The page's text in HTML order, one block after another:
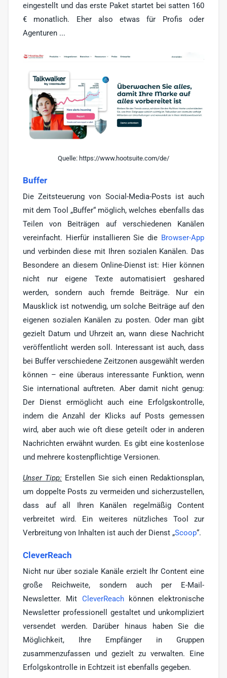
eingestellt und das erste Paket startet bei satten 160
€ monatlich. Eher also etwas für Profis oder
Agenturen ...
Quelle: https://www.hootsuite.com/de/
Buffer
Die Zeitsteuerung von Social-Media-Posts ist auch
mit dem Tool „Buffer“ möglich, welches ebenfalls das
Teilen von Beiträgen auf verschiedenen Kanälen
vereinfacht. Hierfür installieren Sie die Browser-App
und verbinden diese mit Ihren sozialen Kanälen. Das
Besondere an diesem Online-Dienst ist: Hier können
nicht nur eigene Texte automatisiert geshared
werden, sondern auch fremde Beiträge. Nur ein
Mausklick ist notwendig, um solche Beiträge auf den
eigenen sozialen Kanälen zu posten. Oder man gibt
gezielt Datum und Uhrzeit an, wann diese Nachricht
veröffentlicht werden soll. Interessant ist auch, dass
bei Buffer verschiedene Zeitzonen ausgewählt werden
können – eine überaus interessante Funktion, wenn
Sie international auftreten. Aber damit nicht genug:
Der Dienst ermöglicht auch eine Erfolgskontrolle,
indem die Anzahl der Klicks auf Posts gemessen
wird, aber auch wie oft diese geteilt oder in anderen
Nachrichten erwähnt wurden. Es gibt eine kostenlose
und mehrere kostenpflichtige Versionen.
Unser Tipp: Erstellen Sie sich einen Redaktionsplan,
um doppelte Posts zu vermeiden und sicherzustellen,
dass auf all Ihren Kanälen regelmäßig Content
verbreitet wird. Ein weiteres nützliches Tool zur
Verbreitung von Inhalten ist auch der Dienst „Scoop“.
CleverReach
Nicht nur über soziale Kanäle erzielt Ihr Content eine
große Reichweite, sondern auch per E-Mail-
Newsletter. Mit CleverReachkönnen elektronische
Newsletter professionell gestaltet und unkompliziert
versendet werden. Darüber hinaus haben Sie die
Möglichkeit, Ihre Empfänger in Gruppen
zusammenzufassen und gezielt zu verwalten. Eine
Erfolgskontrolle in Echtzeit ist ebenfalls gegeben.